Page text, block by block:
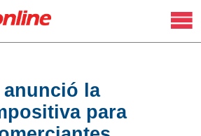
la
para